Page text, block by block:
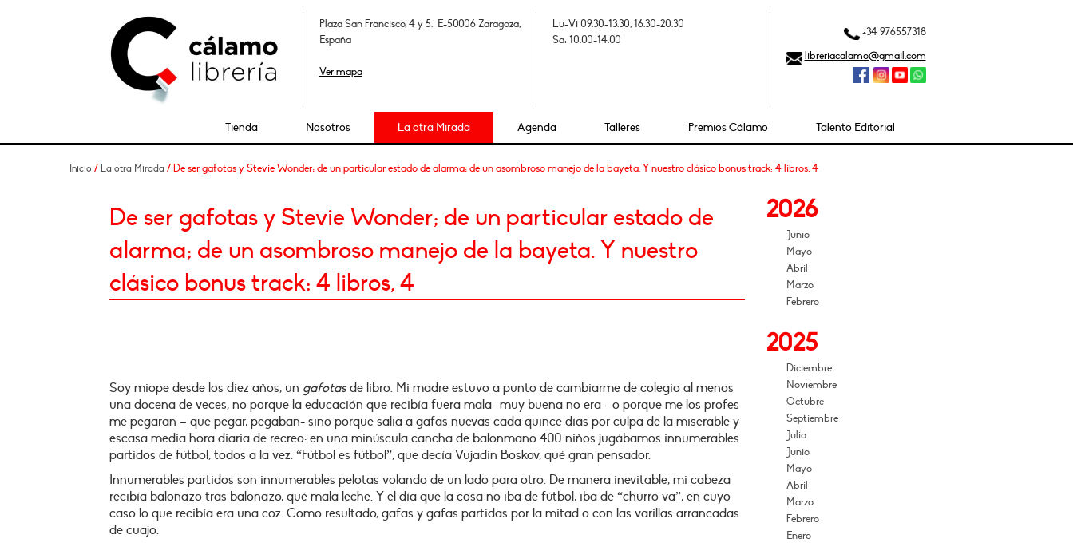
Plaza San Francisco, 4 y 5. E-50006 Zaragoza,
España
Ver mapa
Lu-Vi 09.30-13.30, 16.30-20.30
Sa: 10.00-14.00
+34 976557318
libreriacalamo@gmail.com
Tienda Nosotros La otra Mirada Agenda Talleres Premios Cálamo Talento Editorial
Inicio / La otra Mirada / De ser gafotas y Stevie Wonder; de un particular estado de alarma; de un asombroso manejo de la bayeta. Y nuestro clásico bonus track: 4 libros, 4
De ser gafotas y Stevie Wonder; de un particular estado de
alarma; de un asombroso manejo de la bayeta. Y nuestro
clásico bonus track: 4 libros, 4
Soy miope desde los diez años, un gafotas de libro. Mi madre estuvo a punto de cambiarme de colegio al menos
una docena de veces, no porque la educación que recibía fuera mala- muy buena no era - o porque me los profes
me pegaran – que pegar, pegaban- sino porque salía a gafas nuevas cada quince días por culpa de la miserable y
escasa media hora diaria de recreo: en una minúscula cancha de balonmano 400 niños jugábamos innumerables
partidos de fútbol, todos a la vez. “Fútbol es fútbol”, que decía Vujadin Boskov, qué gran pensador.
Innumerables partidos son innumerables pelotas volando de un lado para otro. De manera inevitable, mi cabeza
recibía balonazo tras balonazo, qué mala leche. Y el día que la cosa no iba de fútbol, iba de “churro va”, en cuyo
caso lo que recibía era una coz. Como resultado, gafas y gafas partidas por la mitad o con las varillas arrancadas
de cuajo.
2026
Junio
Mayo
Abril
Marzo
Febrero
2025
Diciembre
Noviembre
Octubre
Septiembre
Julio
Junio
Mayo
Abril
Marzo
Febrero
Enero